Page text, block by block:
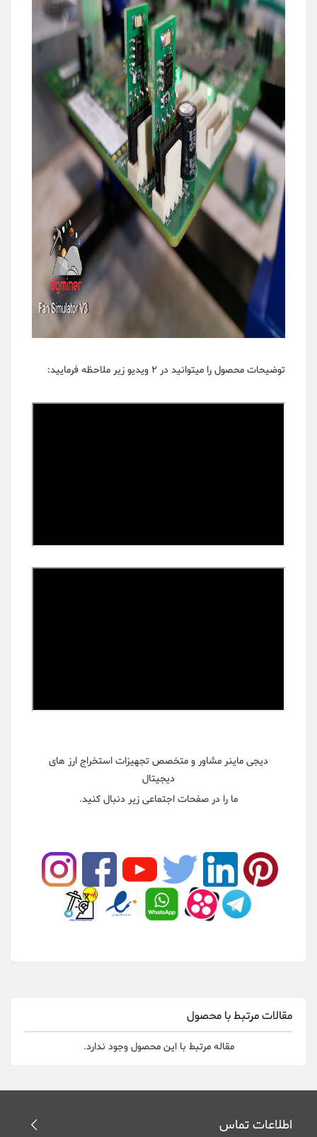
توضیحات محصول را میتوانید در 2 ویدیو زیر ملاحظه فرمایید:
دیجی ماینر مشاور و متخصص تجهیزات استخراج ارز های
دیجیتال
ما را در صفحات اجتماعی زیر دنبال کنید.
مقالات مرتبط با محصول
مقاله مرتبط با این محصول وجود ندارد.
اطلاعات تماس